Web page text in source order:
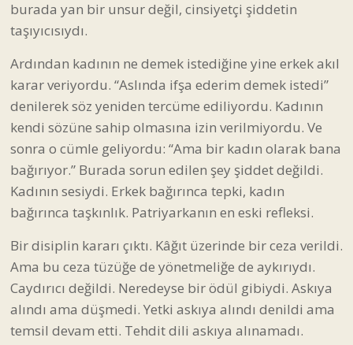
burada yan bir unsur değil, cinsiyetçi şiddetin
taşıyıcısıydı.
Ardından kadının ne demek istediğine yine erkek akıl
karar veriyordu. “Aslında ifşa ederim demek istedi”
denilerek söz yeniden tercüme ediliyordu. Kadının
kendi sözüne sahip olmasına izin verilmiyordu. Ve
sonra o cümle geliyordu: “Ama bir kadın olarak bana
bağırıyor.” Burada sorun edilen şey şiddet değildi.
Kadının sesiydi. Erkek bağırınca tepki, kadın
bağırınca taşkınlık. Patriyarkanın en eski refleksi.
Bir disiplin kararı çıktı. Kâğıt üzerinde bir ceza verildi.
Ama bu ceza tüzüğe de yönetmeliğe de aykırıydı.
Caydırıcı değildi. Neredeyse bir ödül gibiydi. Askıya
alındı ama düşmedi. Yetki askıya alındı denildi ama
temsil devam etti. Tehdit dili askıya alınamadı.